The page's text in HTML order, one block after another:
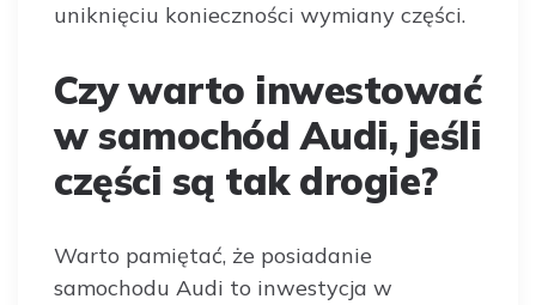
uniknięciu konieczności wymiany części.
Czy warto inwestować
w samochód Audi, jeśli
części są tak drogie?
Warto pamiętać, że posiadanie
samochodu Audi to inwestycja w